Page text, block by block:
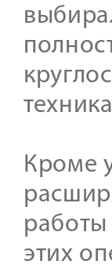
Кроме
этих